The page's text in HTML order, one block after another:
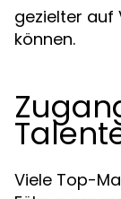
gezielter auf
können.
Viele Top-